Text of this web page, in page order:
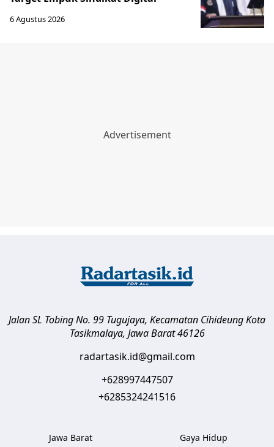
6 Agustus 2026
Jalan SL Tobing No. 99 Tugujaya, Kecamatan CihideungKota
Tasikmalaya, Jawa Barat 46126
radartasik.id@gmail.com
+628997447507
+6285324241516
Jawa Barat
Gaya Hidup